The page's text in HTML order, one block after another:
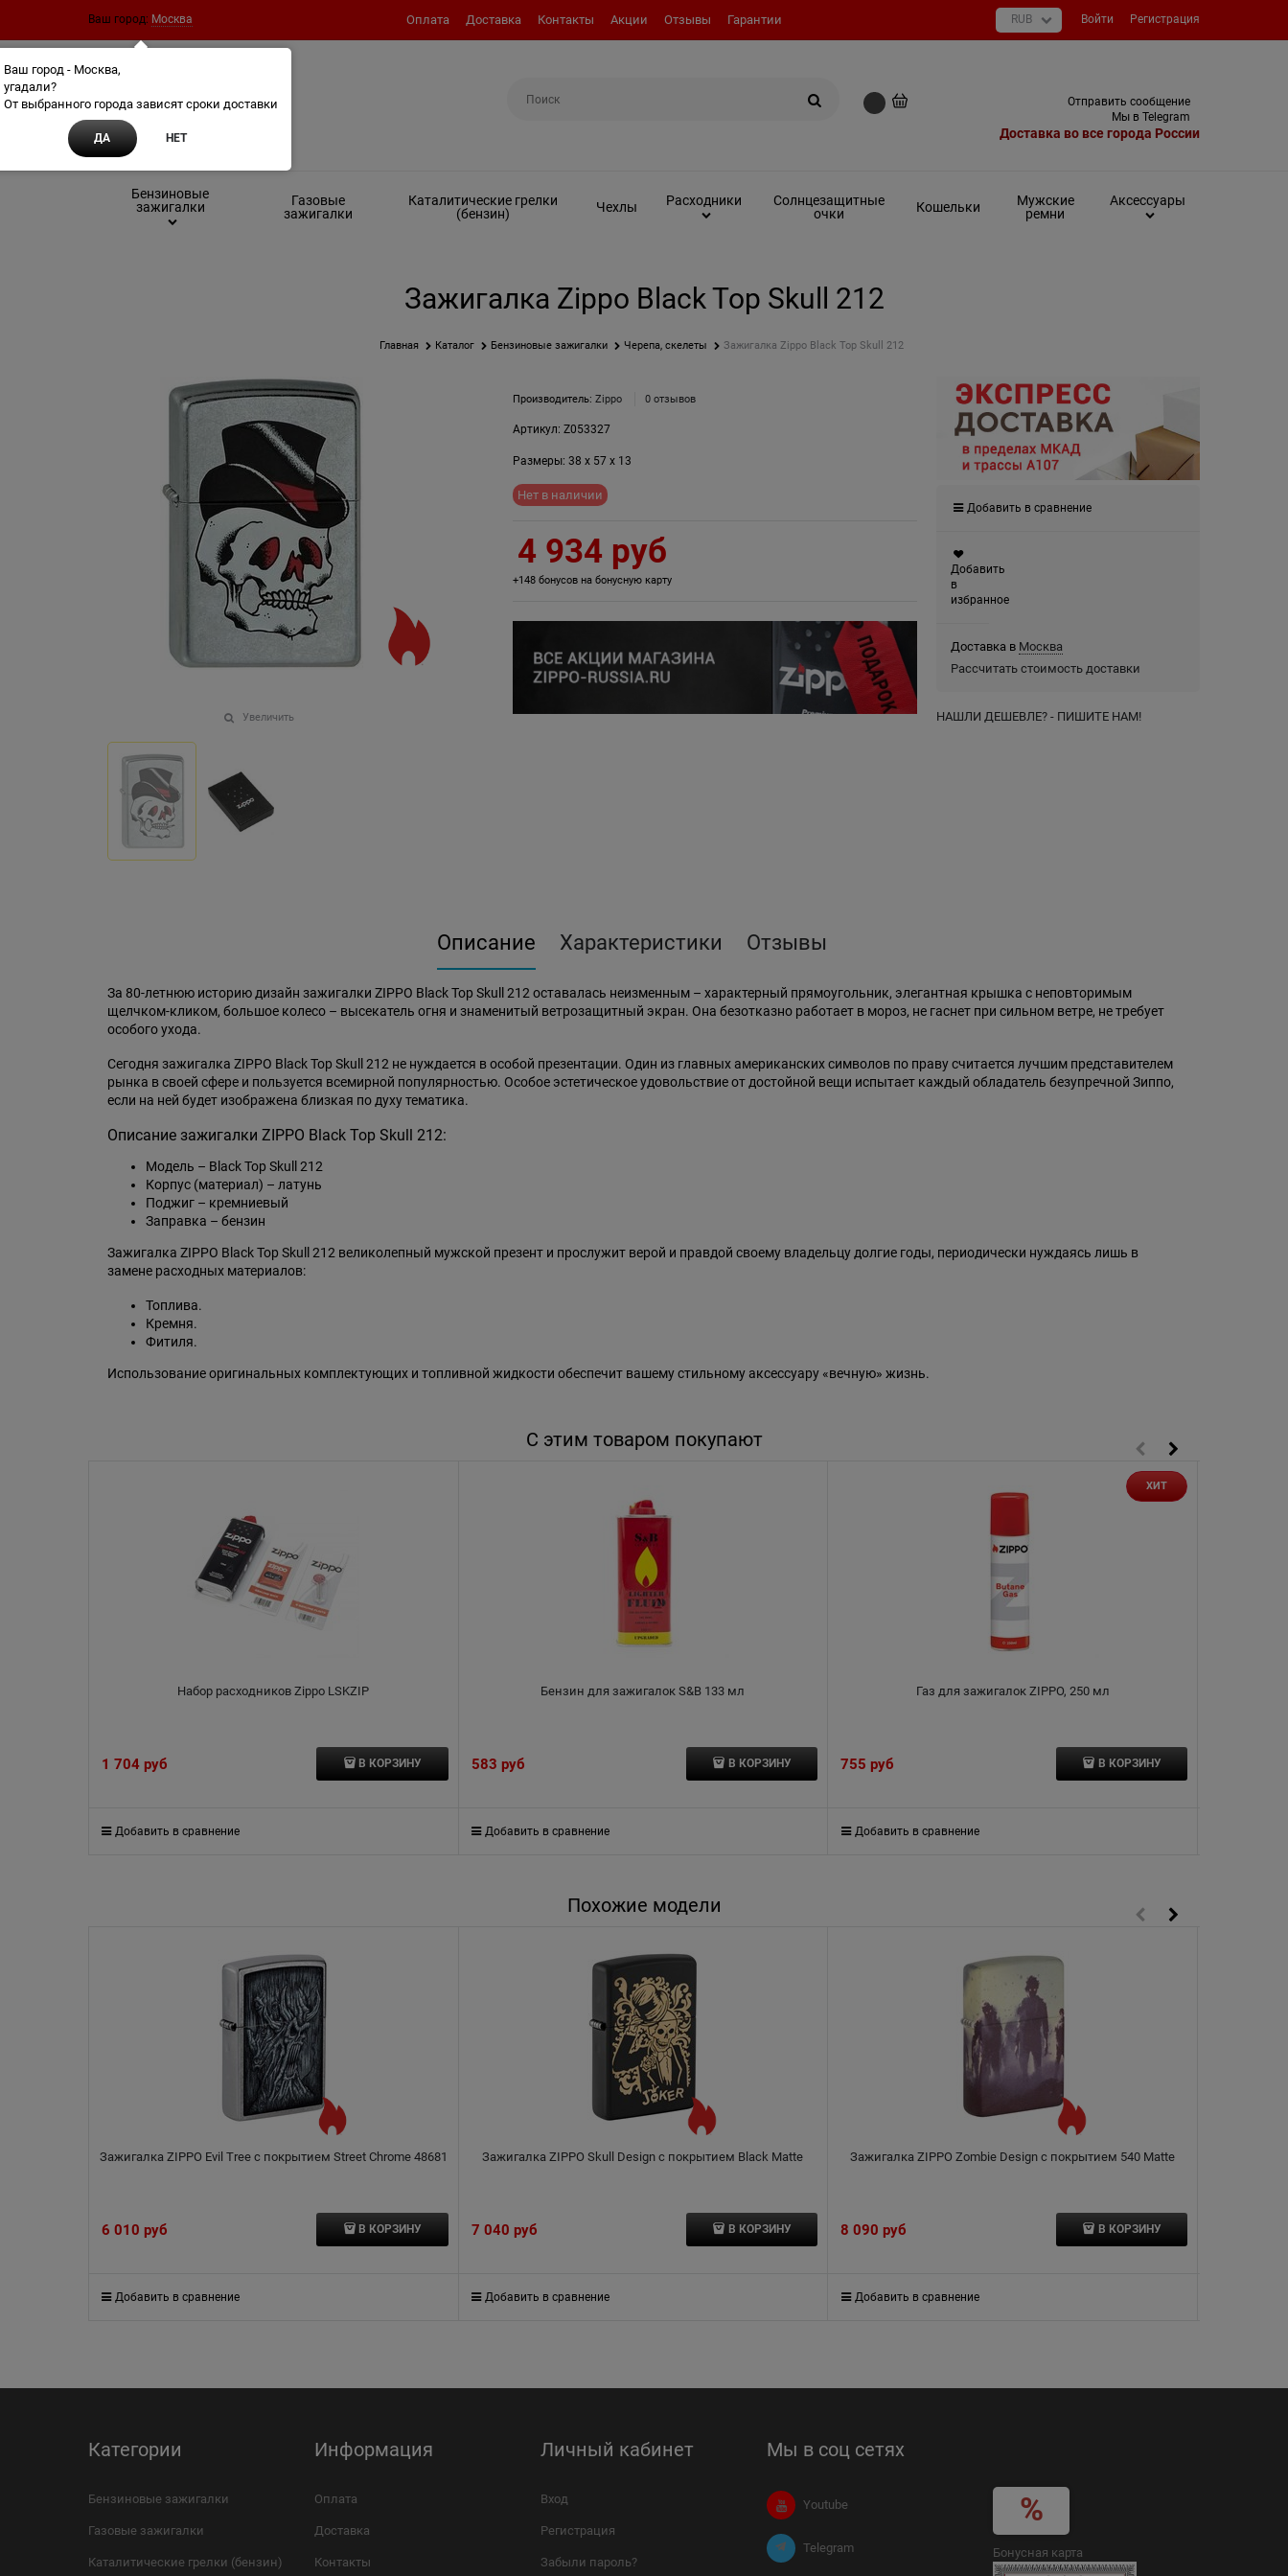
Ваш город: Москва Оплата Доставка Контакты Акции Отзывы Гарантии Войти Регистрация
Отправить сообщение
Мы в Telegram
Доставка во все города России
Бензиновые
зажигалки
Газовые
зажигалки
Каталитические грелки
(бензин)
Чехлы Расходники
Солнцезащитные
очки
Кошельки
Мужские
ремни
Аксессуары
Зажигалка Zippo Black Top Skull 212
Главная Каталог Бензиновые зажигалки Черепа, скелеты Зажигалка Zippo Black Top Skull 212
Увеличить
Производитель: Zippo 0 отзывов
Артикул: Z053327
Размеры: 38 x 57x 13
Нет в наличии
4 934 руб
+148 бонусов на бонусную карту
Добавить в сравнение
Добавить
в
избранное
Доставка в Москва
Рассчитать стоимость доставки
НАШЛИ ДЕШЕВЛЕ? - ПИШИТЕ НАМ!
Описание Характеристики Отзывы
За 80-летнюю историю дизайн зажигалки ZIPPO Black Top Skull 212 оставалась неизменным – характерный прямоугольник, элегантная крышка с неповторимым
щелчком-кликом, большое колесо – высекатель огня и знаменитый ветрозащитный экран. Она безотказно работает в мороз, не гаснет при сильном ветре, не требует
особого ухода.
Сегодня зажигалка ZIPPO Black Top Skull 212 не нуждается в особой презентации. Один из главных американских символов по праву считается лучшим представителем
рынка в своей сфере и пользуется всемирной популярностью. Особое эстетическое удовольствие от достойной вещи испытает каждый обладатель безупречной Зиппо,
если на ней будет изображена близкая по духу тематика.
Описание зажигалки ZIPPO Black Top Skull 212:
Модель – Black Top Skull 212
Корпус (материал) – латунь
Поджиг – кремниевый
Заправка – бензин
Зажигалка ZIPPO Black Top Skull 212 великолепный мужской презент и прослужит верой и правдой своему владельцу долгие годы, периодически нуждаясь лишь в
замене расходных материалов:
Топлива.
Кремня.
Фитиля.
Использование оригинальных комплектующих и топливной жидкости обеспечит вашему стильному аксессуару «вечную» жизнь.
С этим товаром покупают
Набор расходников Zippo LSKZIP
1 704 руб В КОРЗИНУ
Добавить в сравнение
Бензин для зажигалок S&B 133 мл
583 руб В КОРЗИНУ
Добавить в сравнение
Газ для зажигалок ZIPPO, 250 мл
ХИТ
755 руб В КОРЗИНУ
Добавить в сравнение
Похожие модели
Зажигалка ZIPPO Evil Tree с покрытием Street Chrome 48681
6 010 руб В КОРЗИНУ
Добавить в сравнение
Зажигалка ZIPPO Skull Design с покрытием Black Matte
7 040 руб В КОРЗИНУ
Добавить в сравнение
Зажигалка ZIPPO Zombie Design с покрытием 540 Matte
8 090 руб В КОРЗИНУ
Добавить в сравнение
Категории
Бензиновые зажигалки
Газовые зажигалки
Каталитические грелки (бензин)
Информация
Оплата
Доставка
Контакты
Личный кабинет
Вход
Регистрация
Забыли пароль?
Мы в соц сетях
Youtube
Telegram Бонусная карта
Ваш город - Москва,
угадали?
От выбранного города зависят сроки доставки
ДА НЕТ